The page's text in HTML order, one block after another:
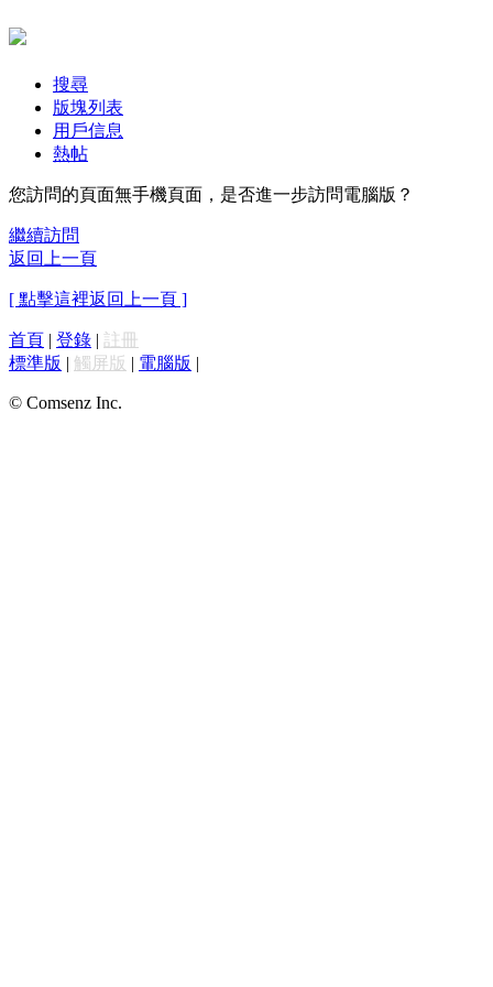
搜尋
版塊列表
用戶信息
熱帖
您訪問的頁面無手機頁面，是否進一步訪問電腦版？
繼續訪問
返回上一頁
[ 點擊這裡返回上一頁 ]
首頁 | 登錄 | 註冊
標準版 | 觸屏版 | 電腦版 |
© Comsenz Inc.